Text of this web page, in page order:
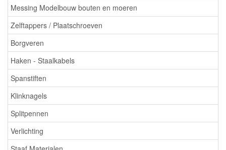
Messing Modelbouw bouten en moeren
Zelftappers / Plaatschroeven
Borgveren
Haken - Staalkabels
Spanstiften
Klinknagels
Splitpennen
Verlichting